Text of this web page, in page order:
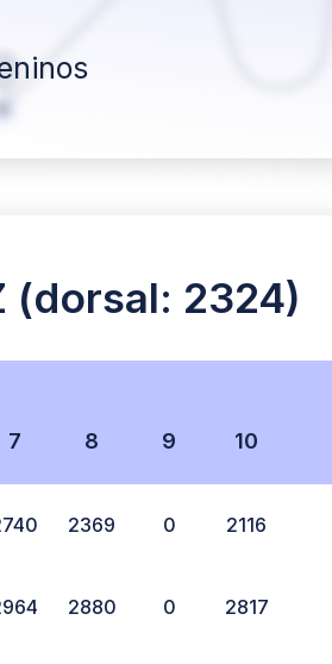
(dorsal: 2324)
7 8 9 10
2369 0 2116
2880 0 2817